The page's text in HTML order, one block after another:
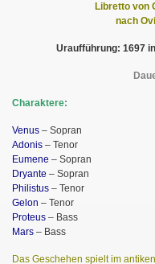
Libretto von
nach
Uraufführung: 1697
Charaktere:
Venus – Sopran
Adonis – Tenor
Eumene – Sopran
Dryante – Sopran
Philistus – Tenor
Gelon – Tenor
Proteus – Bass
Mars – Bass
Das Geschehen spielt im